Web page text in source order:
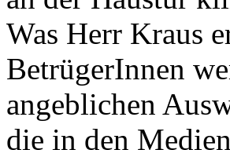
Was Herr Kraus
BetrügerInnen
angeblichen
die in den